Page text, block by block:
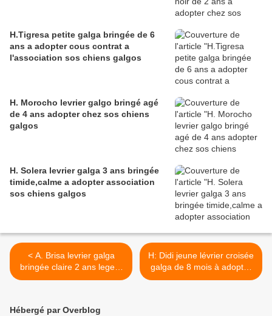
H.Tigresa petite galga bringée de 6
ans a adopter cous contrat a
l'association sos chiens galgos
H. Morocho levrier galgo bringé agé
de 4 ans adopter chez sos chiens
galgos
H. Solera levrier galga 3 ans bringée
timide,calme a adopter association
sos chiens galgos
< A. Brisa levrier galga
bringée claire 2 ans legere
boiterie à adopter chez sos
H: Didi jeune lévrier croisée
galga de 8 mois à adopter
sos chiens galgos >
Hébergé par Overblog